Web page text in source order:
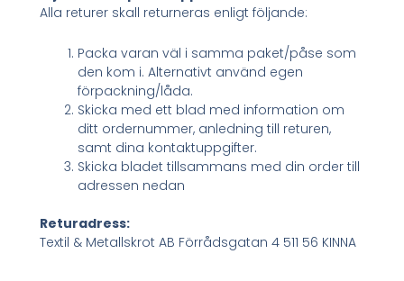
Alla returer skall returneras enligt följande:
Packa varan väl i samma paket/påse som
den kom i. Alternativt använd egen
förpackning/låda.
Skicka med ett blad med information om
ditt ordernummer, anledning till returen,
samt dina kontaktuppgifter.
Skicka bladet tillsammans med din order till
adressen nedan
Returadress:
Textil & Metallskrot AB Förrådsgatan 4 511 56 KINNA